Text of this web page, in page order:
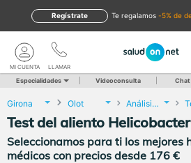
te regalamos -5% de
Regístrate
LLAMAR
MI CUENTA
Especialidades Videoconsulta Chat
Girona Olot Análisis Clínicos
Test del aliento
Seleccionamos para ti los mejores
médicos con precios desde 176 €